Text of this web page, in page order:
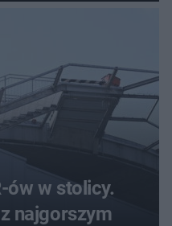
ów w stolicy.
najgorszym